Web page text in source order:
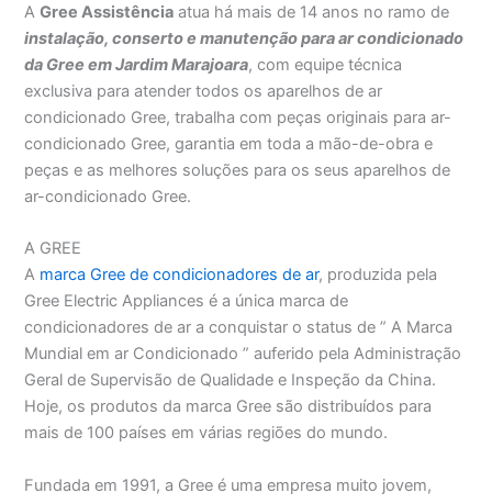
AGree Assistência atua há mais de 14 anos no ramo de
instalação, conserto e manutenção para ar condicionado
da Gree em Jardim Marajoara, com equipe técnica
exclusiva para atender todos os aparelhos de ar
condicionado Gree, trabalha com peças originais para ar-
condicionado Gree, garantia em toda a mão-de-obra e
peças e as melhores soluções para os seus aparelhos de
ar-condicionado Gree.
A GREE
A marca Gree de condicionadores de ar, produzida pela
Gree Electric Appliances é a única marca de
condicionadores de ar a conquistar o status de ” A Marca
Mundial em ar Condicionado ” auferido pela Administração
Geral de Supervisão de Qualidade e Inspeção da China.
Hoje, os produtos da marca Gree são distribuídos para
mais de 100 países em várias regiões do mundo.
Fundada em 1991, a Gree é uma empresa muito jovem,